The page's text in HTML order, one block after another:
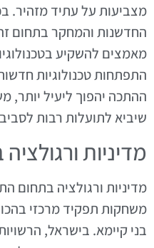
מצביעות על עתיד מזהיר.
החדשנות והמחקר בתחום
מאמצים להשקיע
התפתחות טכנולוגיות
ההתכה יהפוך ליעיל יותר,
שיביא לתועלות רבות
מדיניות
מדיניות ורגולציה בתחום
משחקות תפקיד מרכזי
בני קיימא. בישראל,